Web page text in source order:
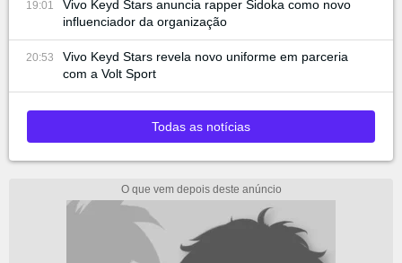
19:01
Vivo Keyd Stars anuncia rapper Sidoka como novo
influenciador da organização
20:53
Vivo Keyd Stars revela novo uniforme em parceria
com a Volt Sport
Todas as notícias